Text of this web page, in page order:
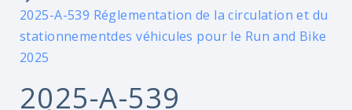
2025-A-539 Réglementation de la circulation et du
stationnementdes véhicules pour le Run and Bike
2025
2025-A-539